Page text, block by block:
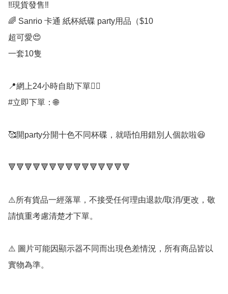
‼️現貨發售‼️
🌈 Sanrio 卡通 紙杯紙碟 party用品（$10
超可愛😍
一套10隻
📍網上24小時自助下單👍🏻
#立即下單：🌐
🥰開party分開十色不同杯碟，就唔怕用錯別人個款啦😆
🔻🔻🔻🔻🔻🔻🔻🔻🔻🔻🔻🔻🔻🔻🔻
⚠️所有貨品一經落單，不接受任何理由退款/取消/更改，敬
請慎重考慮清楚才下單。
⚠️ 圖片可能因顯示器不同而出現色差情況，所有商品皆以